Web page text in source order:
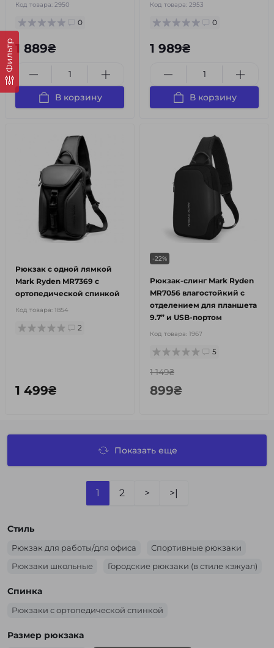
Фильтр
Код товара: 2950
0
1 889₴
В корзину
Код товара: 2953
0
1 989₴
В корзину
Рюкзак с одной лямкой
Mark Ryden MR7369 с
ортопедической спинкой
Код товара: 1854
2
1 499₴
-22%
Рюкзак-слинг Mark Ryden
MR7056 влагостойкий с
отделением для планшета
9.7” и USB-портом
Код товара: 1967
5
1 149₴
899₴
Показать еще
1 2 > >|
Стиль
Рюкзак для работы/для офиса
Спортивные рюкзаки
Рюкзаки школьные
Городские рюкзаки (в стиле кэжуал)
Спинка
Рюкзаки с ортопедической спинкой
Размер рюкзака